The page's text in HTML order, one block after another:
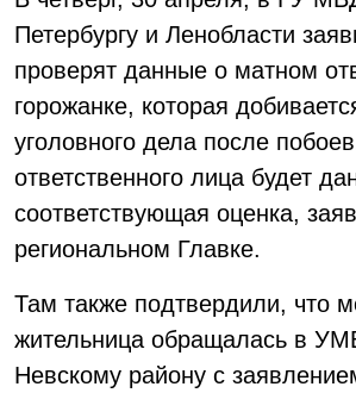
Петербургу и Ленобласти
проверят данные о матном
горожанке, которая
уголовного дела после
ответственного лица будет
соответствующая оценка,
региональном Главке.
Там также подтвердили, что
жительница обращалась в
Невскому району с